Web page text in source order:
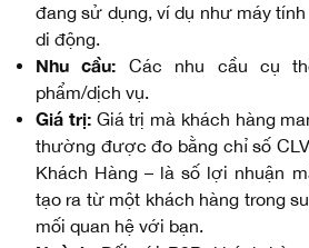
đang sử dụng, ví dụ như máy
di động.
Nhu cầu: Các nhu cầu cụ
phẩm/dịch vụ.
Giá trị:Giá trị mà khách hàng
thường được đo bằng chỉ số
Khách Hàng – là số lợi nhuận
tạo ra từ một khách hàng trong
mối quan hệ với bạn.